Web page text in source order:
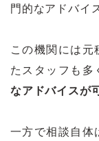
門的なアドバイ
この機関には元
たスタッフも多
なアドバイスが
一方で相談自体